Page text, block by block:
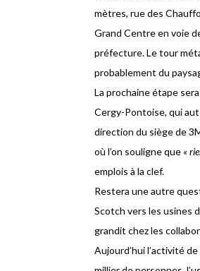
mètres, rue des
Grand Centre en voie
préfecture. Le tour
probablement du
La prochaine étape
Cergy-Pontoise, qui
direction du siège de
où l’on souligne que «
emplois à la clef.
Restera une autre
Scotch vers les usines
grandit chez les
Aujourd’hui l’activité